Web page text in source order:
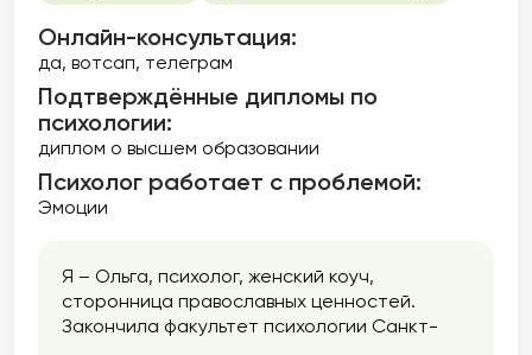
Онлайн-консультация:
да, вотсап, телеграм
Подтверждённые дипломы по
психологии:
диплом о высшем образовании
Психолог работает с проблемой:
Эмоции
Я – Ольга, психолог, женский коуч,
сторонница православных ценностей.
Закончила факультет психологии Санкт-